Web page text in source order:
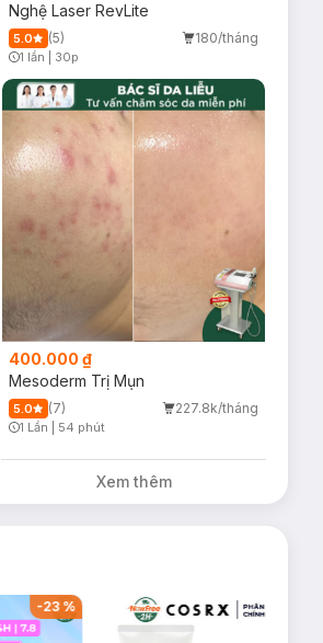
Nghệ Laser RevLite
5.0 (5) 180/tháng
1 lần 30p
400.000 ₫
Mesoderm Trị Mụn
5.0 (7) 227.8k/tháng
1 Lần 54 phút
Xem thêm